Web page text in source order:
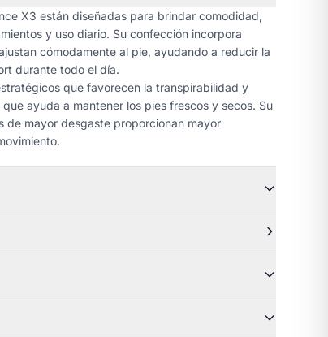
X3 están diseñadas para brindar comodidad,
y uso diario. Su confección incorpora
cómodamente al pie, ayudando a reducir la
durante todo el día.
que favorecen la transpirabilidad y
ayuda a mantener los pies frescos y secos. Su
de mayor desgaste proporcionan mayor